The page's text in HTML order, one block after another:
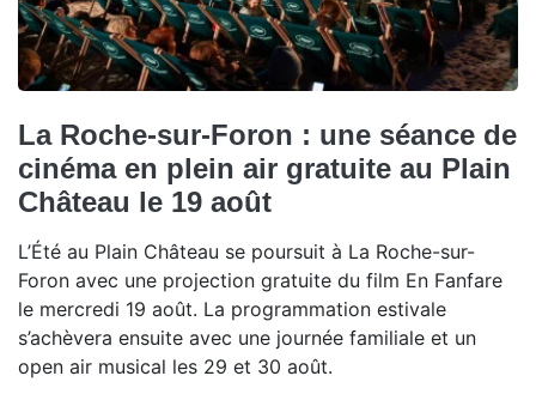
La Roche-sur-Foron : une séance de
cinéma en plein air gratuite au Plain
Château le 19 août
L’Été au Plain Château se poursuit à La Roche-sur-
Foron avec une projection gratuite du film En Fanfare
le mercredi 19 août. La programmation estivale
s’achèvera ensuite avec une journée familiale et un
open air musical les 29 et 30 août.